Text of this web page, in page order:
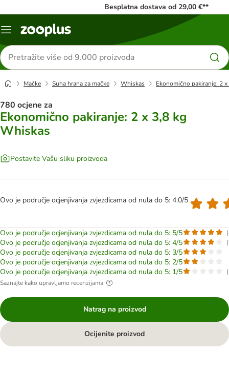
Besplatna dostava od 29,00 €**
Izbornik
Traži
proizvode
Mačke Suha hrana za mačke Whiskas Ekonomično pakiranje: 2
780 ocjene za
Ekonomično pakiranje: 2 x 3,8 kg
Whiskas
Postavite Vašu sliku proizvoda
Ovo je područje ocjenjivanja zvjezdicama od nula do 5: 4.0/5
Ovo je područje ocjenjivanja zvjezdicama od nula do 5: 5/5 (
Ovo je područje ocjenjivanja zvjezdicama od nula do 5: 4/5 (
Ovo je područje ocjenjivanja zvjezdicama od nula do 5: 3/5
Ovo je područje ocjenjivanja zvjezdicama od nula do 5: 2/5
Ovo je područje ocjenjivanja zvjezdicama od nula do 5: 1/5
(
Saznajte kako upravljamo recenzijama
Natrag na proizvod
Ocijenite proizvod